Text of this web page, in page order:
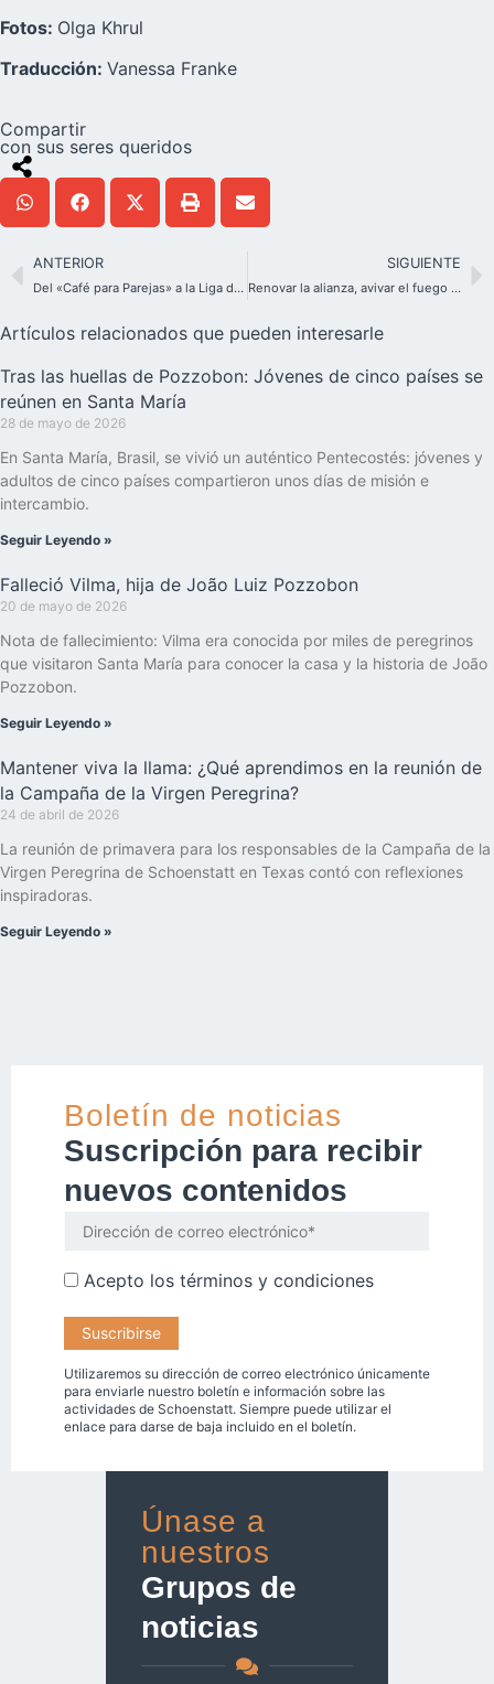
Fotos: Olga Khrul
Traducción: Vanessa Franke
Compartir
con sus seres queridos
ANTERIOR
Del «Café para Parejas» a la Liga de Familias de Schoenstatt
SIGUIENTE
Renovar la alianza, avivar el fuego del carisma
Artículos relacionados que pueden interesarle
Tras las huellas de Pozzobon: Jóvenes de cinco países se
reúnen en Santa María
28 de mayo de 2026
En Santa María, Brasil, se vivió un auténtico Pentecostés: jóvenes y
adultos de cinco países compartieron unos días de misión e
intercambio.
Seguir Leyendo »
Falleció Vilma, hija de João Luiz Pozzobon
20 de mayo de 2026
Nota de fallecimiento: Vilma era conocida por miles de peregrinos
que visitaron Santa María para conocer la casa y la historia de João
Pozzobon.
Seguir Leyendo »
Mantener viva la llama: ¿Qué aprendimos en la reunión de
la Campaña de la Virgen Peregrina?
24 de abril de 2026
La reunión de primavera para los responsables de la Campaña de la
Virgen Peregrina de Schoenstatt en Texas contó con reflexiones
inspiradoras.
Seguir Leyendo »
Boletín de noticias
Suscripción para recibir
nuevos contenidos
Acepto los términos y condiciones
Utilizaremos su dirección de correo electrónico únicamente
para enviarle nuestro boletín e información sobre las
actividades de Schoenstatt. Siempre puede utilizar el
enlace para darse de baja incluido en el boletín.
Únase a
nuestros
Grupos de
noticias